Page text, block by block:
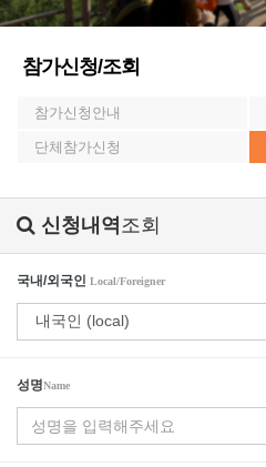
참가신청/조회
참가신청안내
단체참가신청
신청내역 조회
국내/외국인 Local/Foreigner
성명Name